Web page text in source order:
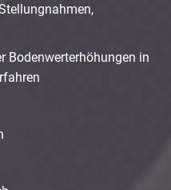
Bodenwerterhöhungen in